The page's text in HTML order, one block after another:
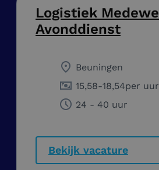
Logistiek
Avonddienst
Beuningen
15,58-18,54per uur
24 - 40 uur
Bekijk vacature